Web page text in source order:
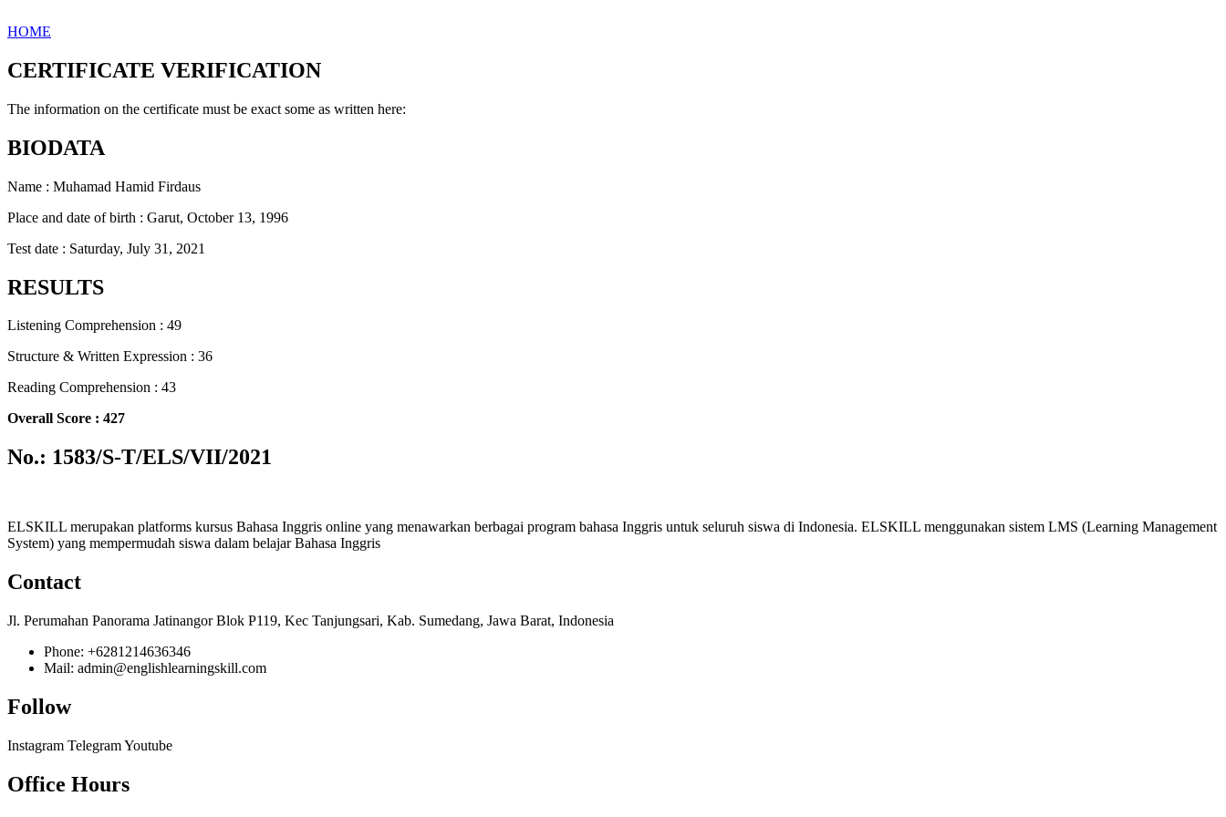
HOME
CERTIFICATE VERIFICATION
The information on the certificate must be exact some as written here:
BIODATA
Name : Muhamad Hamid Firdaus
Place and date of birth : Garut, October 13, 1996
Test date : Saturday, July 31, 2021
RESULTS
Listening Comprehension : 49
Structure & Written Expression : 36
Reading Comprehension : 43
Overall Score : 427
No.: 1583/S-T/ELS/VII/2021
ELSKILL merupakan platforms kursus Bahasa Inggris online yang menawarkan berbagai program bahasa Inggris untuk seluruh siswa di Indonesia. ELSKILL menggunakan sistem LMS (Learning Management
System) yang mempermudah siswa dalam belajar Bahasa Inggris
Contact
Jl. Perumahan Panorama Jatinangor Blok P119, Kec Tanjungsari, Kab. Sumedang, Jawa Barat, Indonesia
Phone: +6281214636346
Mail: admin@englishlearningskill.com
Follow
Instagram TelegramYoutube
Office Hours